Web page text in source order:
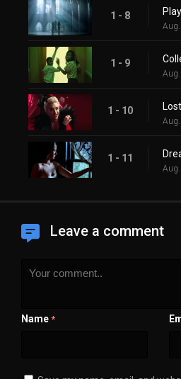
1 - 8
1 - 9
1 - 10
1 - 11
Leave a comment
Name *